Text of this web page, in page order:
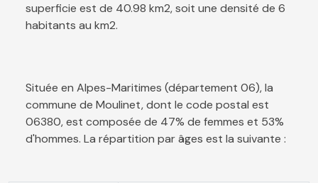
superficie est de 40.98 km2, soit une densité de 6
habitants au km2.
Située en Alpes-Maritimes (département 06), la
commune de Moulinet, dont le code postal est
06380, est composée de 47% de femmes et 53%
d'hommes. La répartition par âges est la suivante :